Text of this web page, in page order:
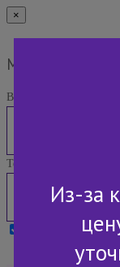
×
Мы Вам
Ваше имя:
Телефон:
Я принимаю
Из-за